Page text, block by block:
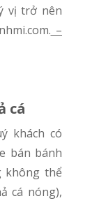
vị trở nên
–
cá
bán bánh
không thể
cá nóng),